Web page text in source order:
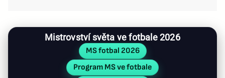
Mistrovství světa ve fotbale 2026
MS fotbal 2026
Program MS ve fotbale